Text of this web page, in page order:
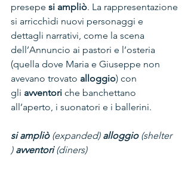
presepe si ampliò. La rappresentazione
si arricchìdi nuovi personaggi e
dettagli narrativi, come la scena
dell’Annuncio ai pastori e l’osteria
(quella dove Maria e Giuseppe non
avevano trovato alloggio) con
gli avventori che banchettano
all’aperto, i suonatori e i ballerini.
si ampliò (expanded) alloggio (shelter
) avventori (diners)